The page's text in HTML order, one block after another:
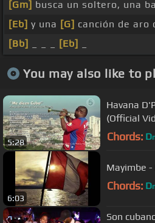
[Gm] busca un soltero, una
[Eb] y una [G] canción de aro
[Bb]
[Eb]
You may also like to
5:28
Havana
(Official
Chords: D
6:03
Mayimbe
Chords: D
Son